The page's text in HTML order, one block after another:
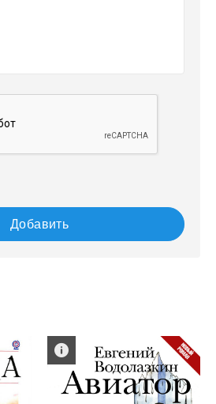
Добавить